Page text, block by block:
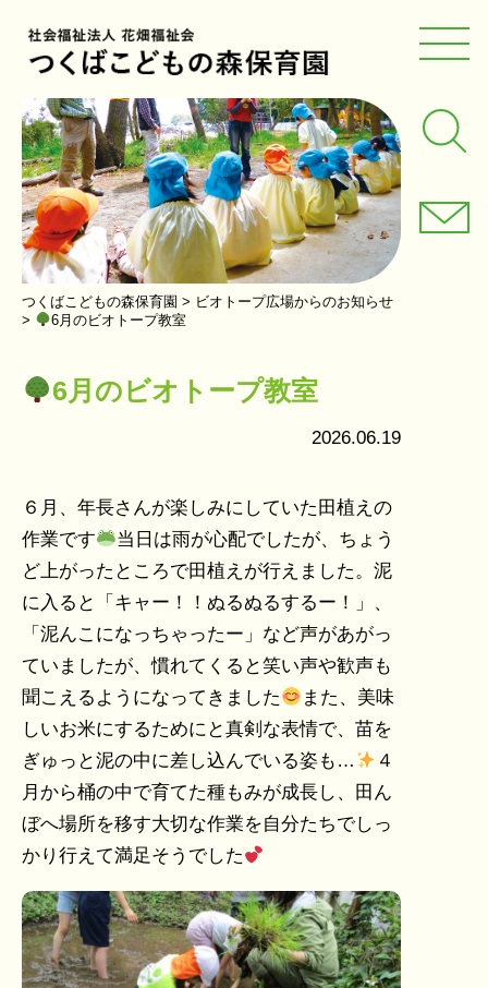
つくばこどもの森保育園 > ビオトープ広場からのお知らせ
>
6月のビオトープ教室
6月のビオトープ教室
2026.06.19
６月、年長さんが楽しみにしていた田植えの
作業です
当日は雨が心配でしたが、ちょう
ど上がったところで田植えが行えました。泥
に入ると「キャー！！ぬるぬるするー！」、
「泥んこになっちゃったー」など声があがっ
ていましたが、慣れてくると笑い声や歓声も
聞こえるようになってきました
また、美味
しいお米にするためにと真剣な表情で、苗を
ぎゅっと泥の中に差し込んでいる姿も…
４
月から桶の中で育てた種もみが成長し、田ん
ぼへ場所を移す大切な作業を自分たちでしっ
かり行えて満足そうでした